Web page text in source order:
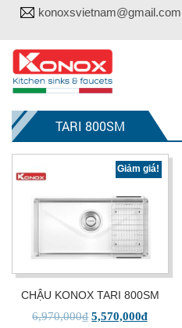
konoxsvietnam@gmail.com
TARI 800SM
Giảm giá!
CHẬU KONOX TARI 800SM
6,970,000₫ 5,570,000₫